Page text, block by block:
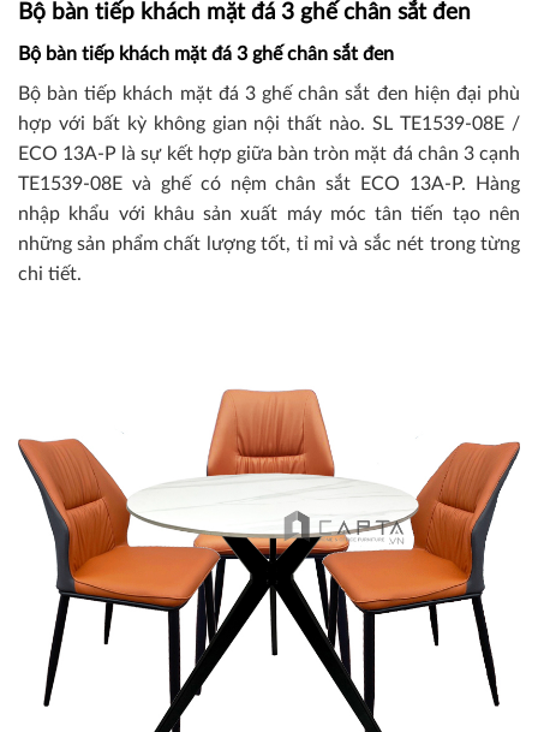
Bộ bàn tiếp khách mặt đá 3 ghế chân sắt đen
Bộ bàn tiếp khách mặt đá 3 ghế chân sắt đen
Bộ bàn tiếp khách mặt đá 3 ghế chân sắt đen hiện đại phù
hợp với bất kỳ không gian nội thất nào. SL TE1539-08E /
ECO 13A-P là sự kết hợp giữa bàn tròn mặt đá chân 3 cạnh
TE1539-08E và ghế có nệm chân sắt ECO 13A-P. Hàng
nhập khẩu với khâu sản xuất máy móc tân tiến tạo nên
những sản phẩm chất lượng tốt, tỉ mỉ và sắc nét trong từng
chi tiết.